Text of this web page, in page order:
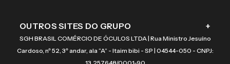
OUTROS SITES DO GRUPO +
SGH BRASIL COMÉRCIO DE ÓCULOS LTDA | Rua Ministro Jesuíno
Cardoso, nº 52, 3º andar, ala “A” - Itaim bibi - SP | 04544-050 - CNPJ: